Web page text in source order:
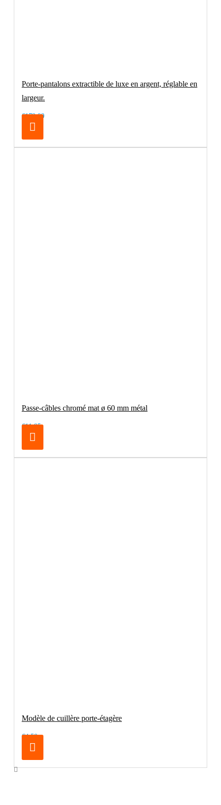
Porte-pantalons extractible de luxe en argent, réglable en
largeur.
€179.00
Passe-câbles chromé mat ø 60 mm métal
€11.95
Modèle de cuillère porte-étagère
€4.50